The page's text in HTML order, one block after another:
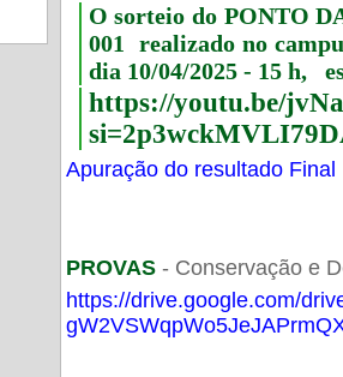
O sorteio do PONTO
001 realizado no
dia 10/04/2025 - 15 h,
https://youtu.be/
Apuração do resultado Final
PROVAS- Conservação e
https://drive.google.com/